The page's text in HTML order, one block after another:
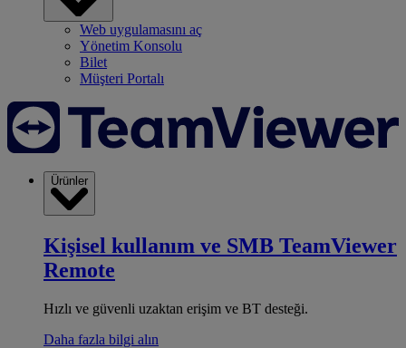
Web uygulamasını aç
Yönetim Konsolu
Bilet
Müşteri Portalı
Ürünler
Kişisel kullanım ve SMB TeamViewer
Remote
Hızlı ve güvenli uzaktan erişim ve BT desteği.
Daha fazla bilgi alın